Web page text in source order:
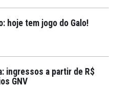
hoje tem jogo do Galo!
ingressos a partir de R$
GNV